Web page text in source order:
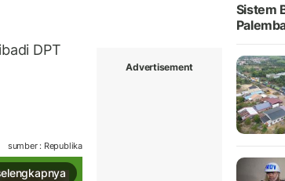
DPT
sumber : Republika
Advertisement
Sistem